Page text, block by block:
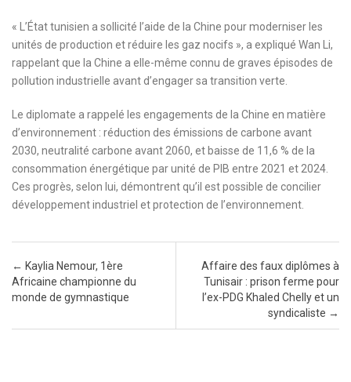
« L’État tunisien a sollicité l’aide de la Chine pour moderniser les
unités de production et réduire les gaz nocifs », a expliqué Wan Li,
rappelant que la Chine a elle-même connu de graves épisodes de
pollution industrielle avant d’engager sa transition verte.
Le diplomate a rappelé les engagements de la Chine en matière
d’environnement : réduction des émissions de carbone avant
2030, neutralité carbone avant 2060, et baisse de 11,6 % de la
consommation énergétique par unité de PIB entre 2021 et 2024.
Ces progrès, selon lui, démontrent qu’il est possible de concilier
développement industriel et protection de l’environnement.
Post navigation
← Kaylia Nemour, 1ère
Africaine championne du
monde de gymnastique
Affaire des faux diplômes à
Tunisair : prison ferme pour
l’ex-PDG Khaled Chelly et un
syndicaliste →